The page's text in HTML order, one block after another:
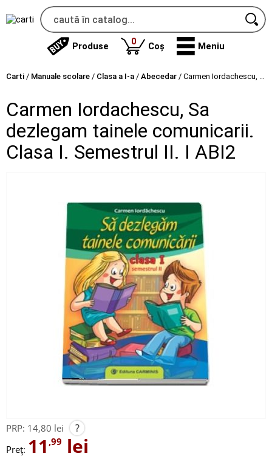
Produse 0produse
Coș Meniu
Carti / Manuale scolare / Clasa a I-a / Abecedar / Carmen Iordachescu, Sa dezlegam tainele comunicarii. Clasa I. Semestrul II. I ABI2
Carmen Iordachescu, Sa
dezlegam tainele comunicarii.
Clasa I. Semestrul II. I ABI2
PRP: 14,80 lei ?
Preț: 11 ,99 lei